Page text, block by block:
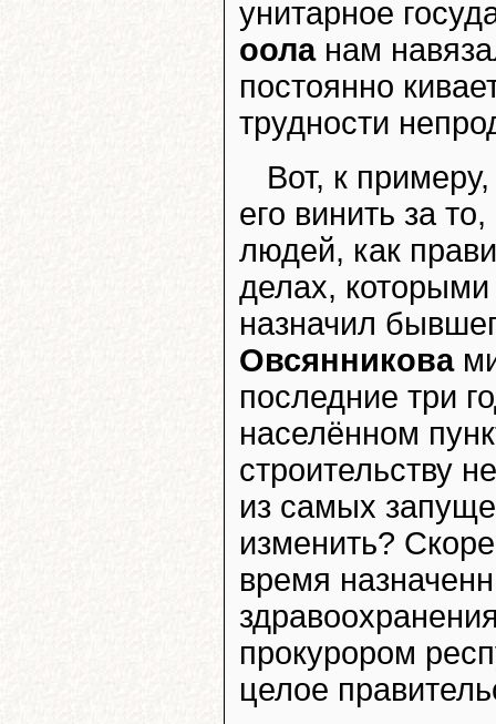
унитарное
ооланам
постоянно
трудности
Вот, к
его винить за
людей, как
делах,
назначил
Овсянникова
последние три
населённом
строительству
из самых
изменить?
время
прокурором
целое